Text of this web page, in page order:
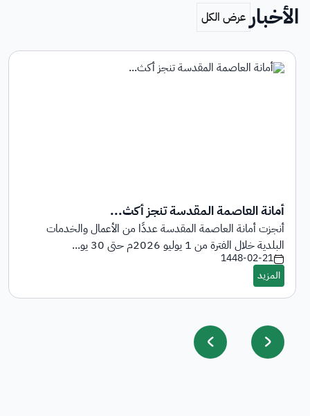
الأخبار
أمانة العاصمة المقدسة تنجز أكث...
أنجزت أمانة العاصمة المقدسة عددًا من الأعمال والخدمات
البلدية خلال الفترة من 1 يوليو 2026م حتى 30 يو...
1448-02-21